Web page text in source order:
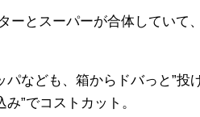
とスーパーが合体していて
なども、箱からドバっと”投
”でコストカット。